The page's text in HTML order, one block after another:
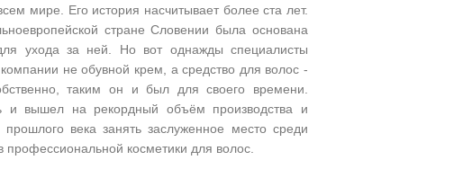
мире. Его история насчитывает более ста лет.
стране Словении была основана
ухода за ней. Но вот однажды специалисты
не обувной крем, а средство для волос -
таким он и был для своего времени.
и вышел на рекордный объём производства и
века занять заслуженное место среди
косметики для волос.